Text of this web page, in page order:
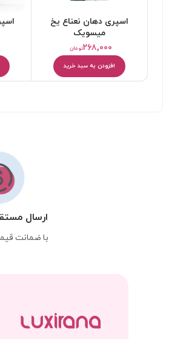
اسپری دهان نعناع یخ
میسویک
تومان۲۶۸,۰۰۰
افزودن به سبد خرید
ارسال
با ضمانت